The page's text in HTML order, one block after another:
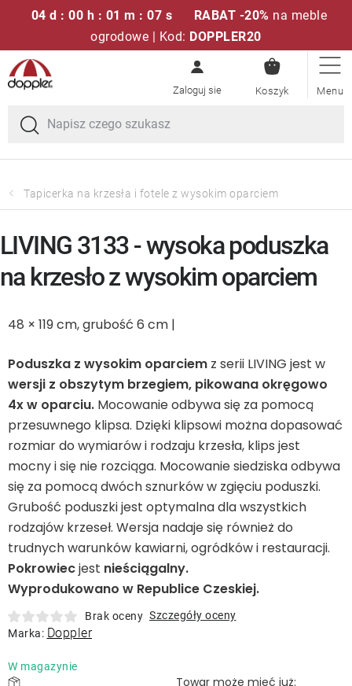
04 d : 00 h : 01 m : 07 s RABAT -20% na meble
ogrodowe | Kod: DOPPLER20
Przejść
do
treści
KOSZYK
Zestawy sof
Parasole ogrodowe
Poduszki i poduszki siedziskowe
Leżaki
Akcesoria
Parasole
Produkty gastronomiczne
Kolekcja
Tapicerka na krzesła i fotele z wysokim oparciem
48 × 119 cm, grubość 6 cm |
Poduszka z wysokim oparciem z serii LIVING jest w
wersji z obszytym brzegiem, pikowana okręgowo
4x w oparciu. Mocowanie odbywa się za pomocą
przesuwnego klipsa. Dzięki klipsowi można dopasować
rozmiar do wymiarów i rodzaju krzesła, klips jest
mocny i się nie rozciąga. Mocowanie siedziska odbywa
się za pomocą dwóch sznurków w zgięciu poduszki.
Grubość poduszki jest optymalna dla wszystkich
rodzajów krzeseł. Wersja nadaje się również do
trudnych warunków kawiarni, ogródków i restauracji.
Pokrowiecjest nieściągalny.
Wyprodukowano w Republice Czeskiej.
Brak oceny Szczegóły oceny
Marka: Doppler
W magazynie
LIVING 3133 - wysoka poduszka
na krzesło z wysokim oparciem